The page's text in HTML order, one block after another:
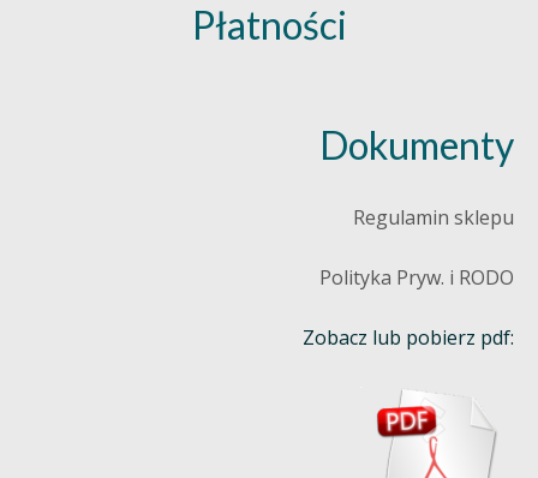
Płatności
Dokumenty
Regulamin sklepu
Polityka Pryw. i RODO
Zobacz lub pobierz pdf: